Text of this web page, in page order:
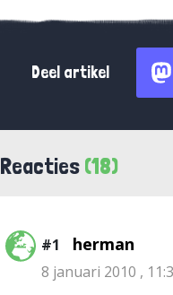
Deel artikel
Reacties (18)
#1 herman
8 januari 2010 ,